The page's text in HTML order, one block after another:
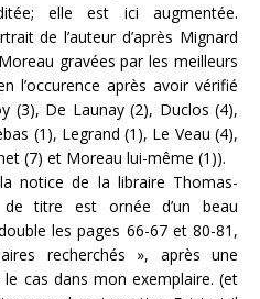
elle est ici augmentée.
de l’auteur d’après Mignard
gravées par les meilleurs
l’occurence après avoir vérifié
(3), De Launay (2), Duclos (4),
(1), Legrand (1), Le Veau (4),
(7) et Moreau lui-même (1)).
notice de la libraire Thomas-
titre est ornée d’un beau
les pages 66-67 et 80-81,
recherchés », après une
le cas dans mon exemplaire. (et